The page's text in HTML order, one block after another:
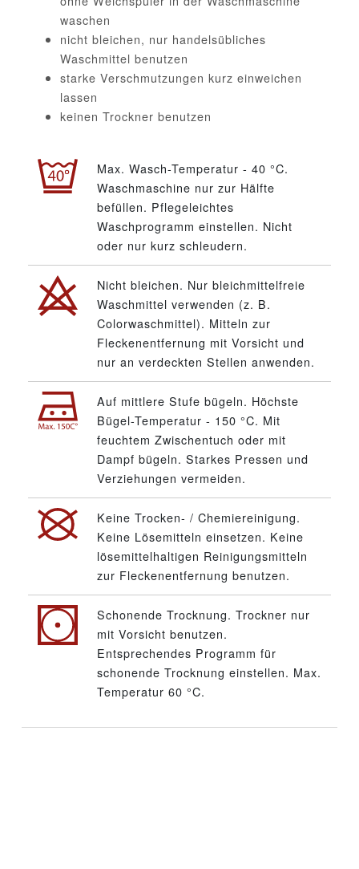
waschen
nicht bleichen, nur handelsübliches
Waschmittel benutzen
starke Verschmutzungen kurz einweichen
lassen
keinen Trockner benutzen
Max. Wasch-Temperatur - 40 °C.
Waschmaschine nur zur Hälfte
befüllen. Pflegeleichtes
Waschprogramm einstellen. Nicht
oder nur kurz schleudern.
Nicht bleichen. Nur bleichmittelfreie
Waschmittel verwenden (z. B.
Colorwaschmittel). Mitteln zur
Fleckenentfernung mit Vorsicht und
nur an verdeckten Stellen anwenden.
Auf mittlere Stufe bügeln. Höchste
Bügel-Temperatur - 150 °C. Mit
feuchtem Zwischentuch oder mit
Dampf bügeln. Starkes Pressen und
Verziehungen vermeiden.
Keine Trocken- / Chemiereinigung.
Keine Lösemitteln einsetzen. Keine
lösemittelhaltigen Reinigungsmitteln
zur Fleckenentfernung benutzen.
Schonende Trocknung. Trockner nur
mit Vorsicht benutzen.
Entsprechendes Programm für
schonende Trocknung einstellen. Max.
Temperatur 60 °C.